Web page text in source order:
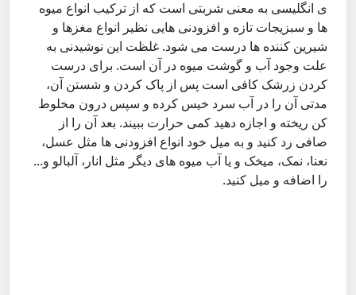
ی انگلیسی به معنی شربتی است که از ترکیب انواع میوه
ها و سبزیجات تازه و افزودنی هایی نظیر انواع مغزها و
شیرین کننده ها درست می شود. غلظت این نوشیدنی به
علت وجود آب و گوشت میوه در آن است. برای درست
کردن زرشک کافی است پس از پاک کردن و شستن آن،
مدتی آن را در آب سرد خیس کرده و سپس درون مخلوط
کن ریخته و اجازه دهید کمی حرارت ببیند. بعد آن را از
صافی رد کنید و به میل خود انواع افزودنی ها مثل عسل،
نعنا، نمک، میخک و یا آب میوه های دیگر مثل انار، آلبالو و...
را اضافه و میل کنید.